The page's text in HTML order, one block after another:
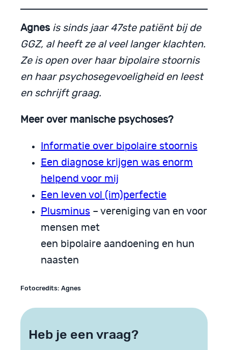
Agnes is sinds jaar 47ste patiënt bij de
GGZ, al heeft ze al veel langer klachten.
Ze is open over haar bipolaire stoornis
en haar psychosegevoeligheid en leest
en schrijft graag.
Meer over manische psychoses?
Informatie over bipolaire stoornis
Een diagnose krijgen was enorm
helpend voor mij
Een leven vol (im)perfectie
Plusminus – vereniging van en voor
mensen met
een bipolaire aandoening en hun
naasten
Fotocredits: Agnes
Heb je een vraag?